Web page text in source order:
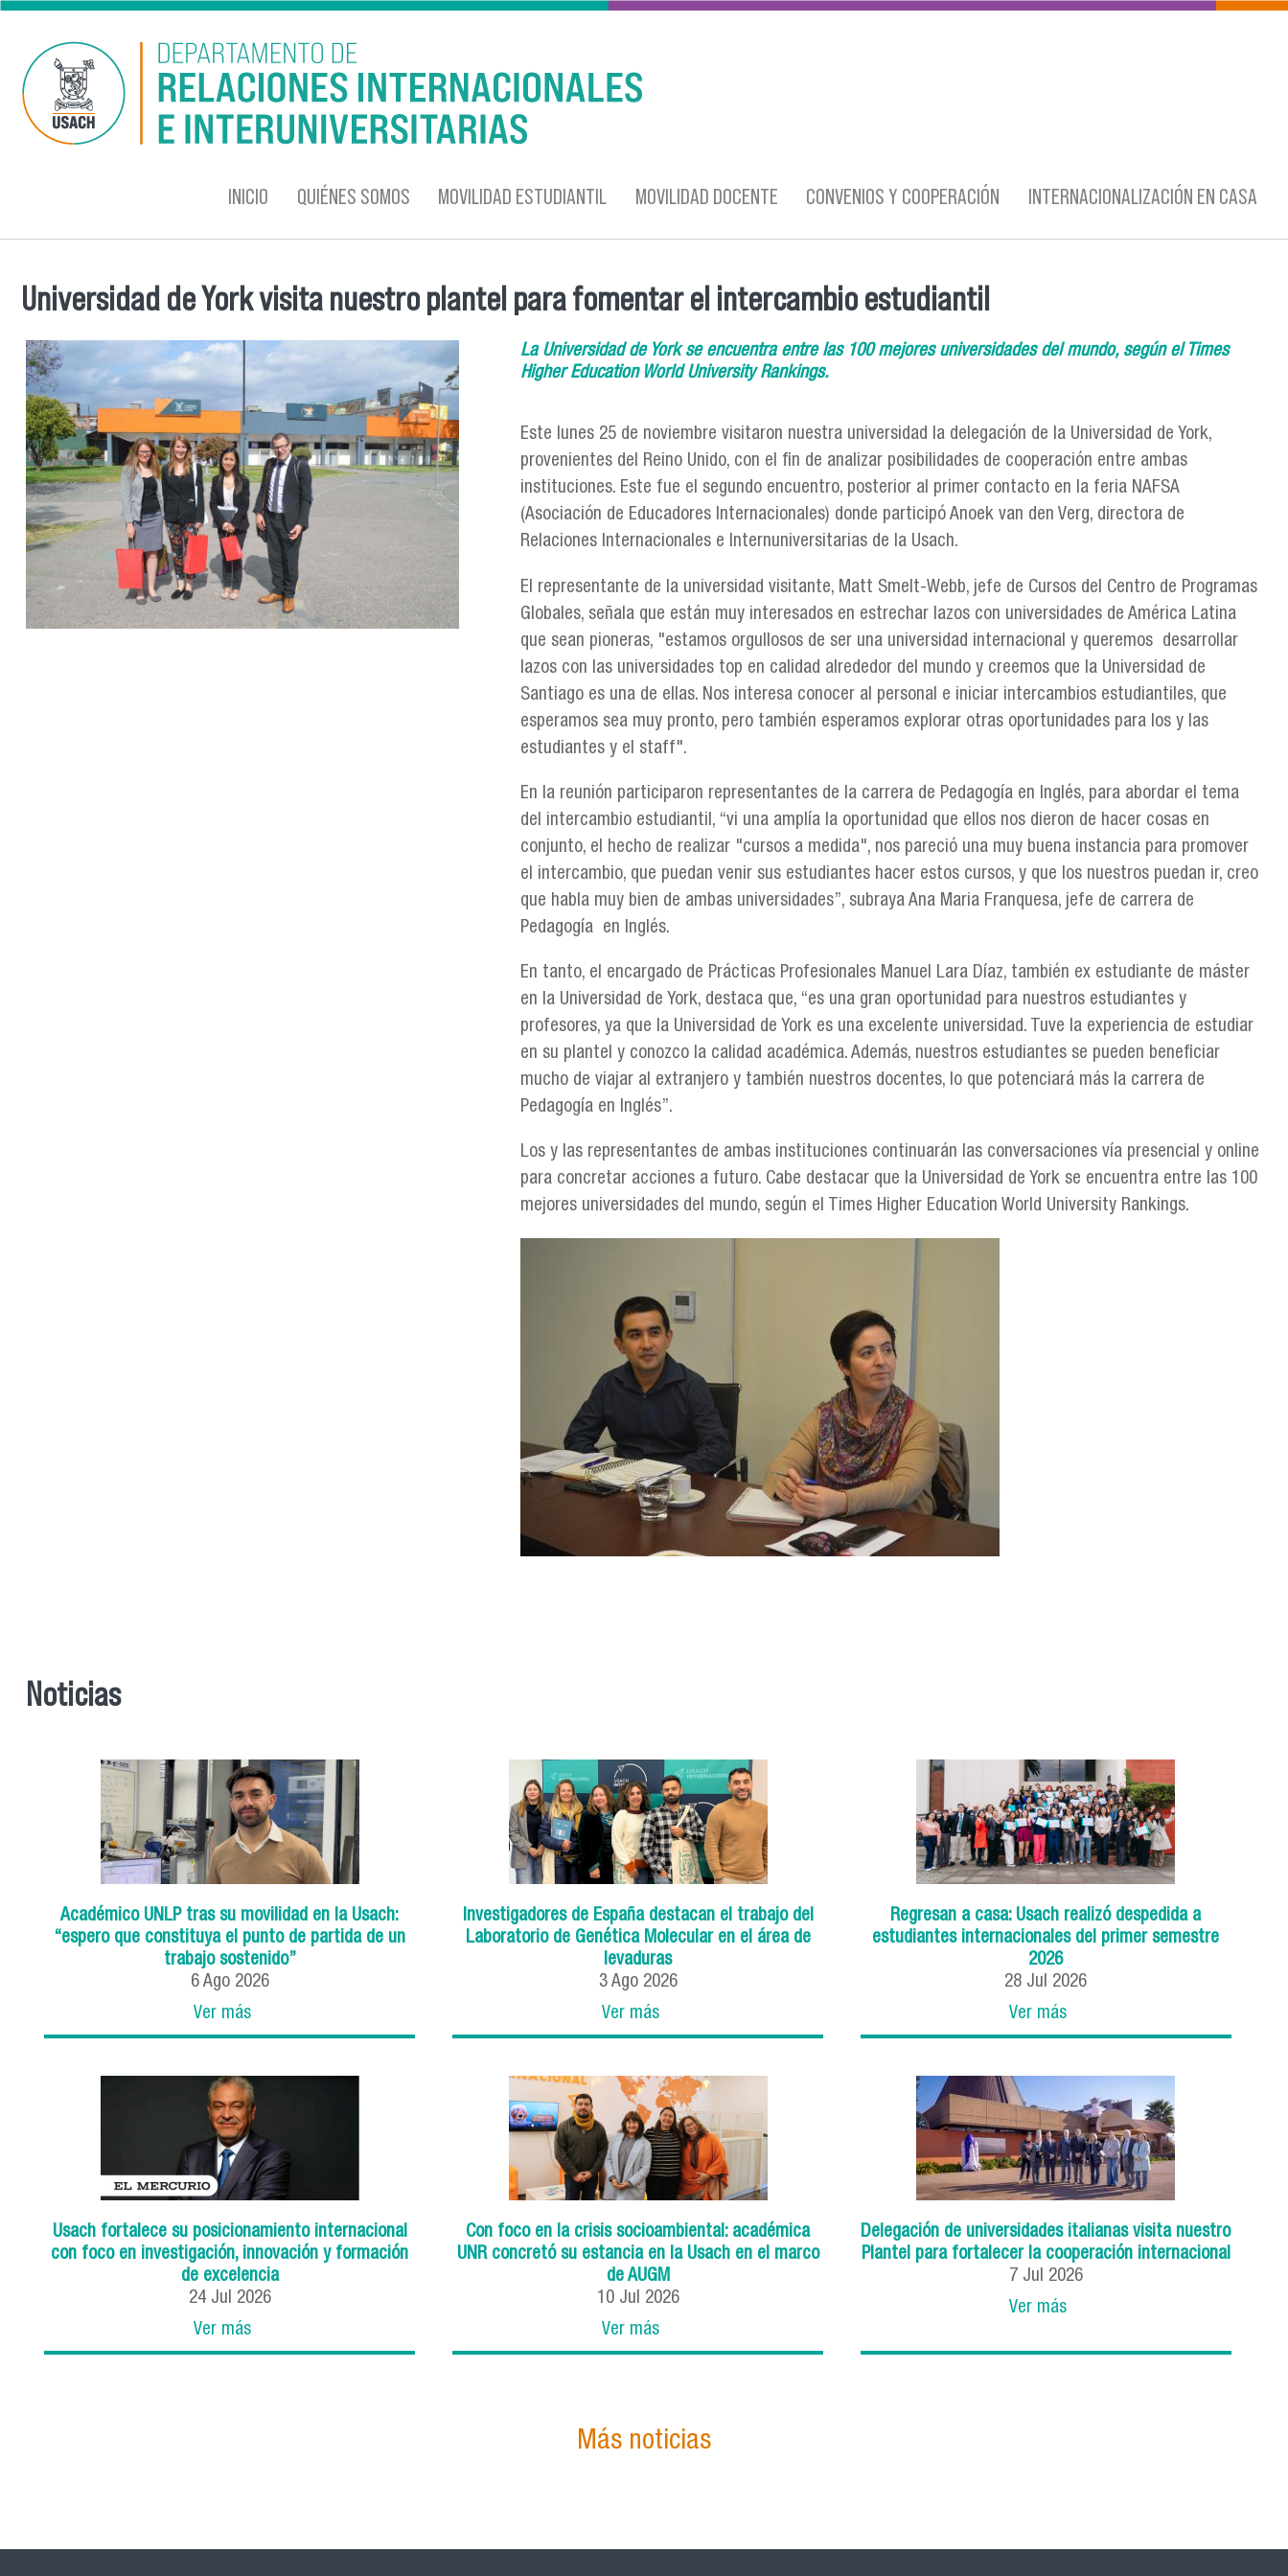
Pasar al contenido principal
INICIO QUIÉNES SOMOS MOVILIDAD ESTUDIANTIL MOVILIDAD DOCENTE CONVENIOS Y COOPERACIÓN INTERNACIONALIZACIÓN EN CASA
Se encuentra usted aquí
Universidad de York visita nuestro plantel para fomentar el intercambio estudiantil
La Universidad de York se encuentra entre las 100 mejores universidades del mundo, según el Times
Higher Education World University Rankings.
Este lunes 25 de noviembre visitaron nuestra universidad la delegación de la Universidad de York,
provenientes del Reino Unido, con el fin de analizar posibilidades de cooperación entre ambas
instituciones. Este fue el segundo encuentro, posterior al primer contacto en la feria NAFSA
(Asociación de Educadores Internacionales) donde participó Anoek van den Verg, directora de
Relaciones Internacionales e Internuniversitarias de la Usach.
El representante de la universidad visitante, Matt Smelt-Webb, jefe de Cursos del Centro de Programas
Globales, señala que están muy interesados en estrechar lazos con universidades de América Latina
que sean pioneras, "estamos orgullosos de ser una universidad internacional y queremos desarrollar
lazos con las universidades top en calidad alrededor del mundo y creemos que la Universidad de
Santiago es una de ellas. Nos interesa conocer al personal e iniciar intercambios estudiantiles, que
esperamos sea muy pronto, pero también esperamos explorar otras oportunidades para los y las
estudiantes y el staff".
En la reunión participaron representantes de la carrera de Pedagogía en Inglés, para abordar el tema
del intercambio estudiantil, “vi una amplía la oportunidad que ellos nos dieron de hacer cosas en
conjunto, el hecho de realizar "cursos a medida", nos pareció una muy buena instancia para promover
el intercambio, que puedan venir sus estudiantes hacer estos cursos, y que los nuestros puedan ir, creo
que habla muy bien de ambas universidades”, subraya Ana Maria Franquesa, jefe de carrera de
Pedagogía en Inglés.
En tanto, el encargado de Prácticas Profesionales Manuel Lara Díaz, también ex estudiante de máster
en la Universidad de York, destaca que, “es una gran oportunidad para nuestros estudiantes y
profesores, ya que la Universidad de York es una excelente universidad. Tuve la experiencia de estudiar
en su plantel y conozco la calidad académica. Además, nuestros estudiantes se pueden beneficiar
mucho de viajar al extranjero y también nuestros docentes, lo que potenciará más la carrera de
Pedagogía en Inglés”.
Los y las representantes de ambas instituciones continuarán las conversaciones vía presencial y online
para concretar acciones a futuro. Cabe destacar que la Universidad de York se encuentra entre las 100
mejores universidades del mundo, según el Times Higher Education World University Rankings.
Noticias
Académico UNLP tras su movilidad en la Usach:
“espero que constituya el punto de partida de un
trabajo sostenido”
6 Ago 2026
Ver más
Investigadores de España destacan el trabajo del
Laboratorio de Genética Molecular en el área de
levaduras
3 Ago 2026
Ver más
Regresan a casa: Usach realizó despedida a
estudiantes internacionales del primer semestre
2026
28 Jul 2026
Ver más
Usach fortalece su posicionamiento internacional
con foco en investigación, innovación y formación
de excelencia
24 Jul 2026
Ver más
Con foco en la crisis socioambiental: académica
UNR concretó su estancia en la Usach en el marco
de AUGM
10 Jul 2026
Ver más
Delegación de universidades italianas visita nuestro
Plantel para fortalecer la cooperación internacional
7 Jul 2026
Ver más
Más noticias